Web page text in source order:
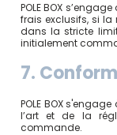
POLE BOX
frais exclusifs, si
dans la stricte
initialement
7.
POLE BOX
l’art et de la
commande.